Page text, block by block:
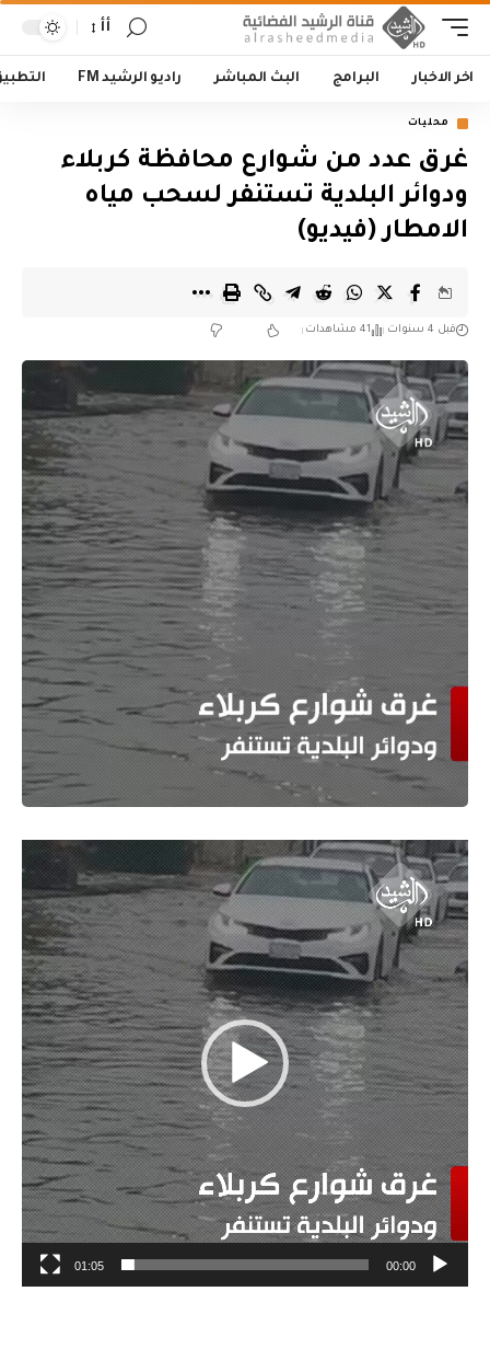
أأ
اخر الاخبار البرامج البث المباشر راديو الرشيد FM
محليات
غرق عدد من شوارع محافظة كربلاء
ودوائر البلدية تستنفر لسحب مياه
الامطار (فيديو)
قبل 4 سنوات 41 مشاهدات
مشغل
الفيديو
00:00
01:05